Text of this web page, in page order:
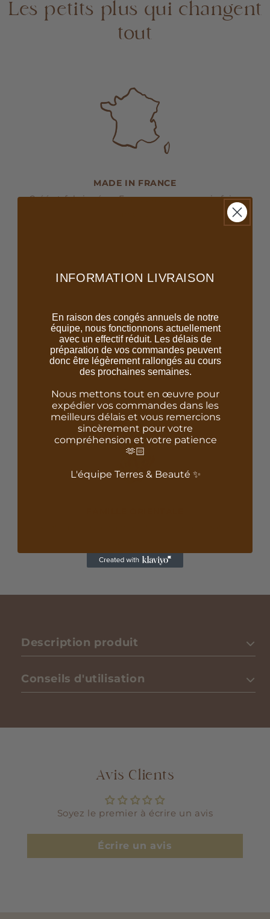
Les petits plus qui changent
tout
MADE IN FRANCE
Créé et fabriqué en France avec un savoir-faire
FABRICATION ARTISANALE
Réalisé à la main dans les ateliers de la
marque.
Description produit
Conseils d'utilisation
Avis Clients
Soyez le premier à écrire un avis
Écrire un avis
INFORMATION LIVRAISON
En raison des congés annuels de notre
équipe, nous fonctionnons actuellement
avec un effectif réduit. Les délais de
préparation de vos commandes peuvent
donc être légèrement rallongés au cours
des prochaines semaines.
Nous mettons tout en œuvre pour
expédier vos commandes dans les
meilleurs délais et vous remercions
sincèrement pour votre
compréhension et votre patience
🫶🏻
L'équipe Terres & Beauté ✨